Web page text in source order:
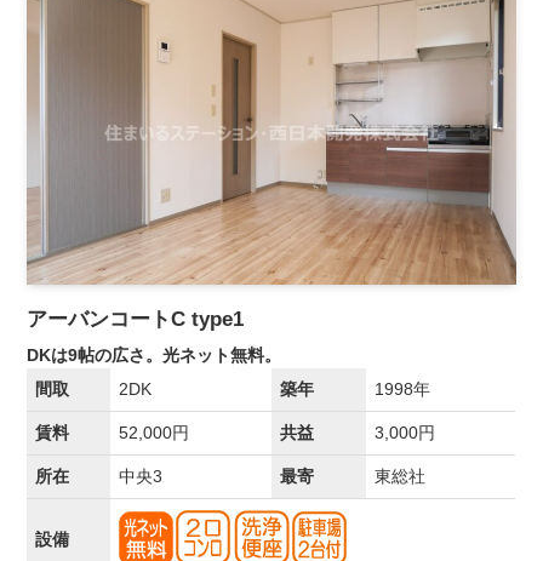
アーバンコートC type1
DKは9帖の広さ。光ネット無料。
間取
2DK 築年 1998年
賃料 52,000円 共益 3,000円
所在 中央3 最寄 東総社
設備